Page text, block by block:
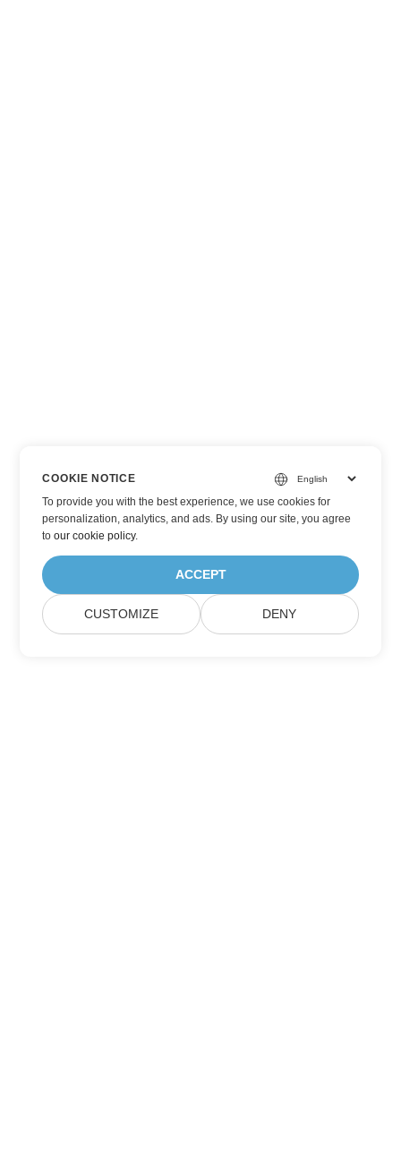
COOKIE NOTICE
To provide you with the best experience, we use cookies for
personalization, analytics, and ads. By using our site, you agree
toour cookie policy.
ACCEPT
CUSTOMIZE DENY